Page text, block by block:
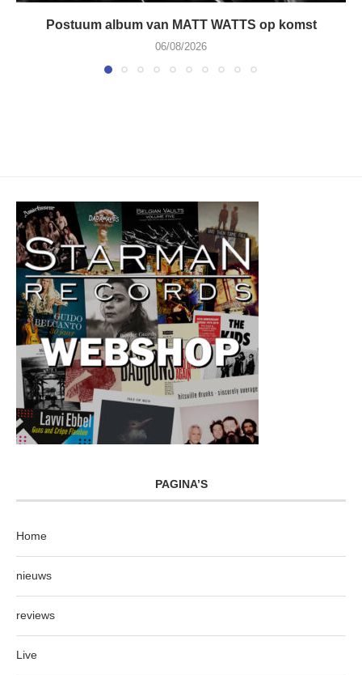
Postuum album van MATT WATTS op komst
06/08/2026
PAGINA’S
Home
nieuws
reviews
Live